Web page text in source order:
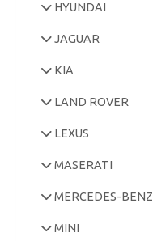
HYUNDAI
JAGUAR
KIA
LAND ROVER
LEXUS
MASERATI
MERCEDES-BENZ
MINI